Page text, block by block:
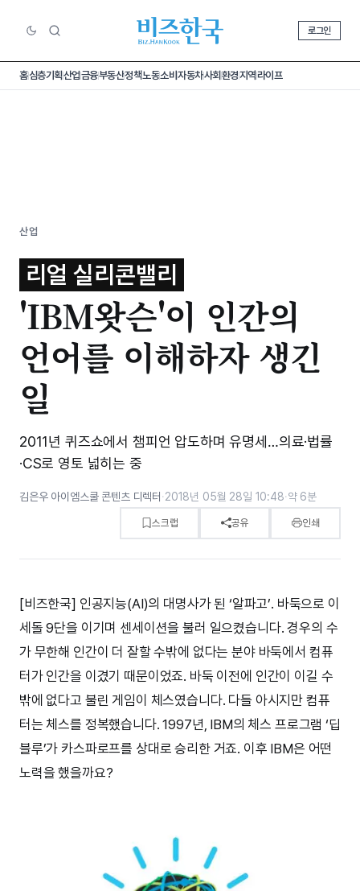
로그인
홈심층기획산업금융부동산정책노동소비 자동차사회환경지역라이프
산업
리얼 실리콘밸리
'IBM왓슨'이 인간의
언어를 이해하자 생긴
일
2011년 퀴즈쇼에서 챔피언 압도하며 유명세…의료·법률
·CS로 영토 넓히는 중
김은우 아이엠스쿨 콘텐츠 디렉터 ·2018년 05월 28일 10:48·약 6분
스크랩 공유 인쇄
[비즈한국] 인공지능(AI)의 대명사가 된 ‘알파고’. 바둑으로 이
세돌 9단을 이기며 센세이션을 불러 일으켰습니다. 경우의 수
가 무한해 인간이 더 잘할 수밖에 없다는 분야 바둑에서 컴퓨
터가 인간을 이겼기 때문이었죠. 바둑 이전에 인간이 이길 수
밖에 없다고 불린 게임이 체스였습니다. 다들 아시지만 컴퓨
터는 체스를 정복했습니다. 1997년, IBM의 체스 프로그램 ‘딥
블루’가 카스파로프를 상대로 승리한 거죠. 이후 IBM은 어떤
노력을 했을까요?